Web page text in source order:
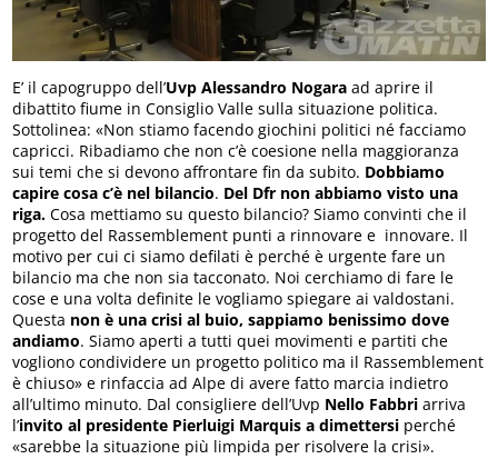
E’ il capogruppo dell’Uvp Alessandro Nogara ad aprire il
dibattito fiume in Consiglio Valle sulla situazione politica.
Sottolinea: «Non stiamo facendo giochini politici né facciamo
capricci. Ribadiamo che non c’è coesione nella maggioranza
sui temi che si devono affrontare fin da subito. Dobbiamo
capire cosa c’è nel bilancio. Del Dfr non abbiamo visto una
riga. Cosa mettiamo su questo bilancio? Siamo convinti che il
progetto del Rassemblement punti a rinnovare e innovare. Il
motivo per cui ci siamo defilati è perché è urgente fare un
bilancio ma che non sia tacconato. Noi cerchiamo di fare le
cose e una volta definite le vogliamo spiegare ai valdostani.
Questa non è una crisi al buio, sappiamo benissimo dove
andiamo. Siamo aperti a tutti quei movimenti e partiti che
vogliono condividere un progetto politico ma il Rassemblement
è chiuso» e rinfaccia ad Alpe di avere fatto marcia indietro
all’ultimo minuto. Dal consigliere dell’Uvp Nello Fabbri arriva
l’invito al presidente Pierluigi Marquis a dimettersi perché
«sarebbe la situazione più limpida per risolvere la crisi».